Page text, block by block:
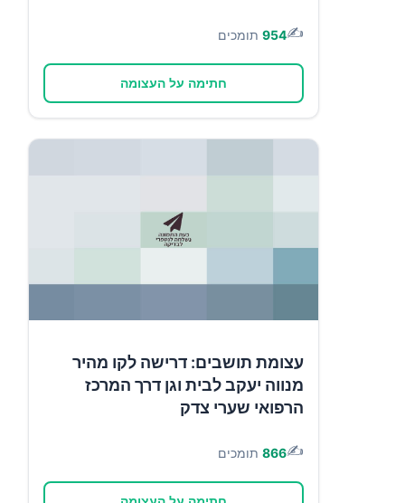
✍️
954 תומכים
חתימה על העצומה
עצומת תושבים: דרישה לקו מהיר
מנווה יעקב לבית וגן דרך המרכז
הרפואי שערי צדק
✍️
866 תומכים